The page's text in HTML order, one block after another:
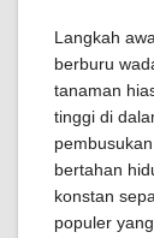
Langkah
berburu
tanaman
tinggi di
bertahan
konstan
populer